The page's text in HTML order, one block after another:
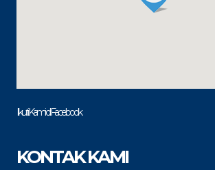
Ikuti Kami di Facebook
KONTAK KAMI